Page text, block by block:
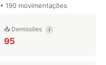
• 190 movimentações
📤 Demissões i
95